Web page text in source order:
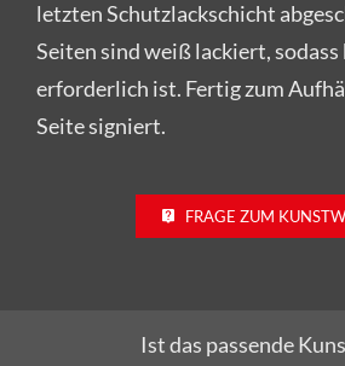
Seiten sind weiß lackiert, sodass
erforderlich ist. Fertig zum
Seite signiert.
für Sie noch nicht